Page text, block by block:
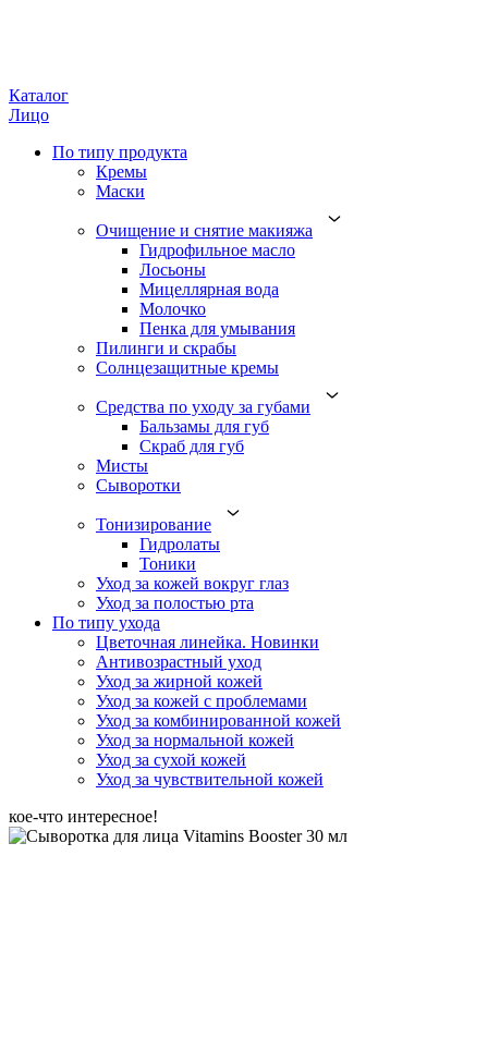
Каталог
Лицо
По типу продукта
Кремы
Маски
Очищение и снятие макияжа
Гидрофильное масло
Лосьоны
Мицеллярная вода
Молочко
Пенка для умывания
Пилинги и скрабы
Солнцезащитные кремы
Средства по уходу за губами
Бальзамы для губ
Скраб для губ
Мисты
Сыворотки
Тонизирование
Гидролаты
Тоники
Уход за кожей вокруг глаз
Уход за полостью рта
По типу ухода
Цветочная линейка. Новинки
Антивозрастный уход
Уход за жирной кожей
Уход за кожей с проблемами
Уход за комбинированной кожей
Уход за нормальной кожей
Уход за сухой кожей
Уход за чувствительной кожей
кое-что интересное!